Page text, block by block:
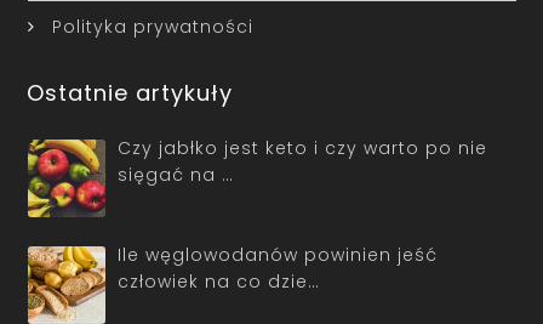
Polityka prywatności
Ostatnie artykuły
Czy jabłko jest keto i czy warto po nie
sięgać na …
Ile węglowodanów powinien jeść
człowiek na co dzie…